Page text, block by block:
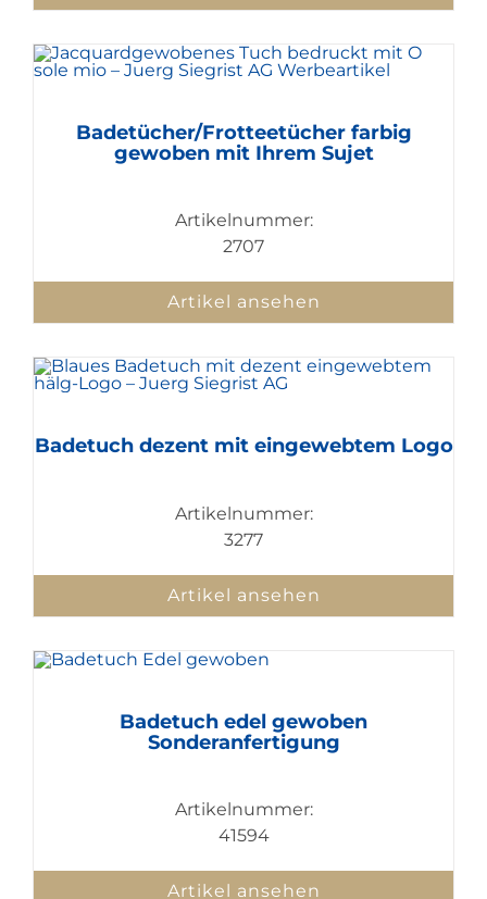
Badetücher/Frotteetücher farbig
gewoben mit Ihrem Sujet
Artikelnummer:
2707
Artikel ansehen
Badetuch dezent mit eingewebtem Logo
Artikelnummer:
3277
Artikel ansehen
Badetuch edel gewoben
Sonderanfertigung
Artikelnummer:
41594
Artikel ansehen